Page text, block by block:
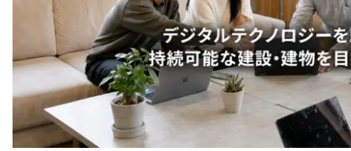
プライバシーポリシー採用情報会社概要採用検討企業様へ
パートナーの方へ